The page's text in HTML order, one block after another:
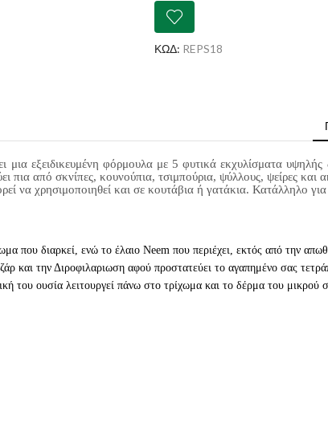
Dogs
&
Cats
ΚΩΔ: REPS18
μια εξειδικευμένη φόρμουλα με 5 φυτικά εκχυλίσματα
πια από σκνίπες, κουνούπια, τσιμπούρια, ψύλλους, ψείρες
να χρησιμοποιηθεί και σε κουτάβια ή γατάκια. Κατάλληλο για
που διαρκεί, ενώ το έλαιο Νeem που περιέχει, εκτός από την
και την Διροφιλαριωση αφού προστατεύει το αγαπημένο σας
του ουσία λειτουργεί πάνω στο τρίχωμα και το δέρμα του